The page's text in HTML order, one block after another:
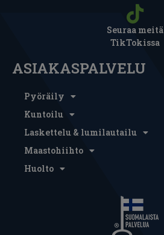
Seuraa meitä
TikTokissa
ASIAKASPALVELU
Pyöräily
Kuntoilu
Laskettelu & lumilautailu
Maastohiihto
Huolto